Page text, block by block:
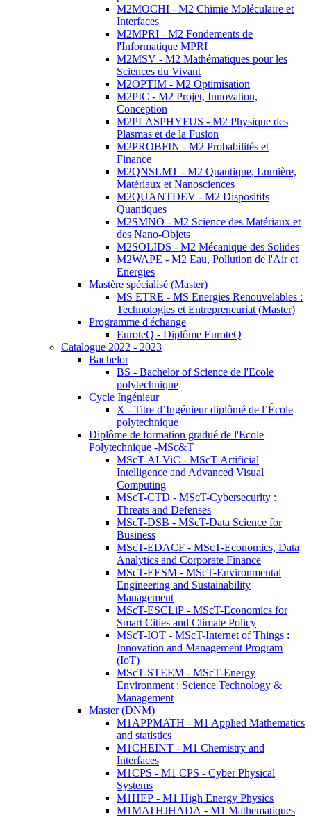
M2MOCHI - M2 Chimie Moléculaire et
Interfaces
M2MPRI - M2 Fondements de
l'Informatique MPRI
M2MSV - M2 Mathématiques pour les
Sciences du Vivant
M2OPTIM - M2 Optimisation
M2PIC - M2 Projet, Innovation,
Conception
M2PLASPHYFUS - M2 Physique des
Plasmas et de la Fusion
M2PROBFIN - M2 Probabilités et
Finance
M2QNSLMT - M2 Quantique, Lumière,
Matériaux et Nanosciences
M2QUANTDEV - M2 Dispositifs
Quantiques
M2SMNO - M2 Science des Matériaux et
des Nano-Objets
M2SOLIDS - M2 Mécanique des Solides
M2WAPE - M2 Eau, Pollution de l'Air et
Energies
Mastère spécialisé (Master)
MS ETRE - MS Energies Renouvelables :
Technologies et Entrepreneuriat (Master)
Programme d'échange
EuroteQ - Diplôme EuroteQ
Catalogue 2022 - 2023
Bachelor
BS - Bachelor of Science de l'Ecole
polytechnique
Cycle Ingénieur
X - Titre d’Ingénieur diplômé de l’École
polytechnique
Diplôme de formation gradué de l'Ecole
Polytechnique -MSc&T
MScT-AI-ViC - MScT-Artificial
Intelligence and Advanced Visual
Computing
MScT-CTD - MScT-Cybersecurity :
Threats and Defenses
MScT-DSB - MScT-Data Science for
Business
MScT-EDACF - MScT-Economics, Data
Analytics and Corporate Finance
MScT-EESM - MScT-Environmental
Engineering and Sustainability
Management
MScT-ESCLiP - MScT-Economics for
Smart Cities and Climate Policy
MScT-IOT - MScT-Internet of Things :
Innovation and Management Program
(IoT)
MScT-STEEM - MScT-Energy
Environment : Science Technology &
Management
Master (DNM)
M1APPMATH - M1 Applied Mathematics
and statistics
M1CHEINT - M1 Chemistry and
Interfaces
M1CPS - M1 CPS - Cyber Physical
Systems
M1HEP - M1 High Energy Physics
M1MATHJHADA - M1 Mathematiques